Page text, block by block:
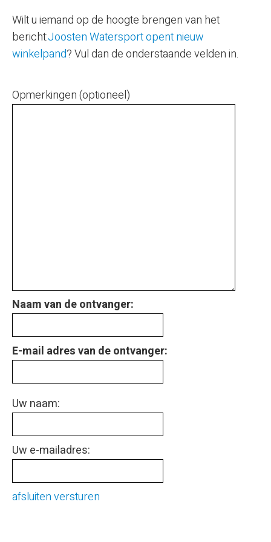
Wilt u iemand op de hoogte brengen van het
bericht:Joosten Watersport opent nieuw
winkelpand? Vul dan de onderstaande velden in.
Opmerkingen (optioneel)
Naam van de ontvanger:
E-mail adres van de ontvanger:
Uw naam:
Uw e-mailadres:
afsluitenversturen